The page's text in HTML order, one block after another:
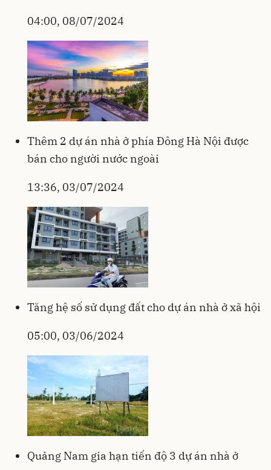
04:00, 08/07/2024
Thêm 2 dự án nhà ở phía Đông Hà Nội được
bán cho người nước ngoài
13:36, 03/07/2024
Tăng hệ số sử dụng đất cho dự án nhà ở xã hội
05:00, 03/06/2024
Quảng Nam gia hạn tiến độ 3 dự án nhà ở